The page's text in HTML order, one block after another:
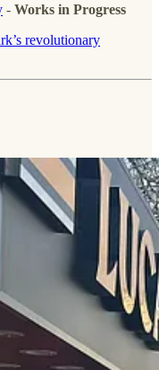
- Works in Progress
revolutionary